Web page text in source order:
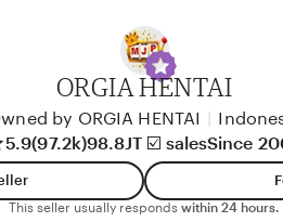
ORGIA HENTAI
by ORGIA HENTAI
5.9(97.2k)98.8JT ☑️ salesSince
This seller usually responds within 24 hours.